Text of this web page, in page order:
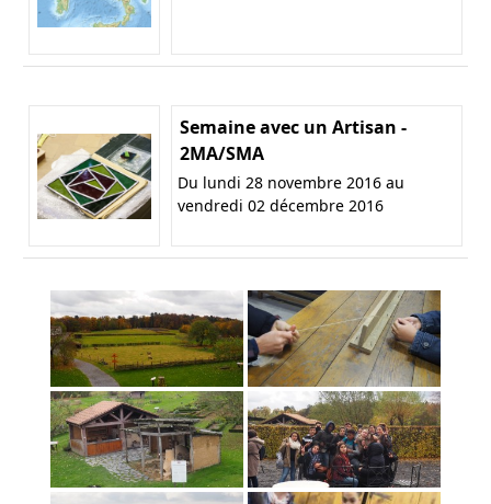
Semaine avec un Artisan -
2MA/SMA
Du lundi 28 novembre 2016 au
vendredi 02 décembre 2016